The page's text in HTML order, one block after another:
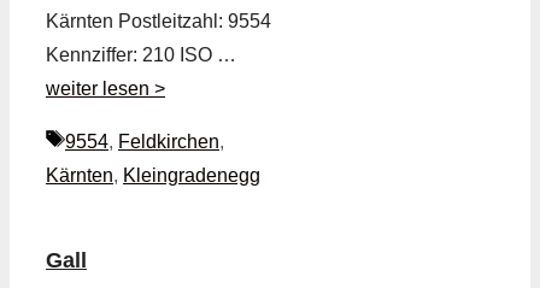
Kärnten Postleitzahl: 9554
Kennziffer: 210 ISO …
weiter lesen >
Schlagwörter
9554, Feldkirchen,
Kärnten, Kleingradenegg
Gall